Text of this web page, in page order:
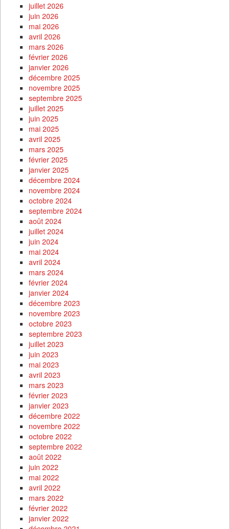
juillet 2026
juin 2026
mai 2026
avril 2026
mars 2026
février 2026
janvier 2026
décembre 2025
novembre 2025
septembre 2025
juillet 2025
juin 2025
mai 2025
avril 2025
mars 2025
février 2025
janvier 2025
décembre 2024
novembre 2024
octobre 2024
septembre 2024
août 2024
juillet 2024
juin 2024
mai 2024
avril 2024
mars 2024
février 2024
janvier 2024
décembre 2023
novembre 2023
octobre 2023
septembre 2023
juillet 2023
juin 2023
mai 2023
avril 2023
mars 2023
février 2023
janvier 2023
décembre 2022
novembre 2022
octobre 2022
septembre 2022
août 2022
juin 2022
mai 2022
avril 2022
mars 2022
février 2022
janvier 2022